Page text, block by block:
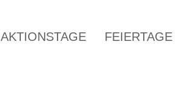
AKTIONSTAGE FEIERTAGE